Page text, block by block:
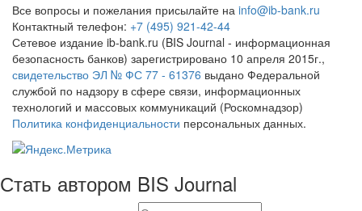
Все вопросы и пожелания присылайте на info@ib-bank.ru
Контактный телефон: +7 (495) 921-42-44
Сетевое издание ib-bank.ru (BIS Journal - информационная
безопасность банков) зарегистрировано 10 апреля 2015г.,
свидетельство ЭЛ № ФС 77 - 61376 выдано Федеральной
службой по надзору в сфере связи, информационных
технологий и массовых коммуникаций (Роскомнадзор)
Политика конфиденциальности персональных данных.
Стать автором BIS Journal